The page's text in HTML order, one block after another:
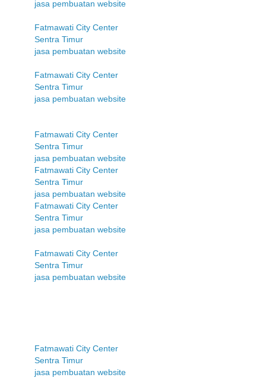
jasa pembuatan website
Fatmawati City Center
Sentra Timur
jasa pembuatan website
Fatmawati City Center
Sentra Timur
jasa pembuatan website
Fatmawati City Center
Sentra Timur
jasa pembuatan website
Fatmawati City Center
Sentra Timur
jasa pembuatan website
Fatmawati City Center
Sentra Timur
jasa pembuatan website
Fatmawati City Center
Sentra Timur
jasa pembuatan website
Fatmawati City Center
Sentra Timur
jasa pembuatan website